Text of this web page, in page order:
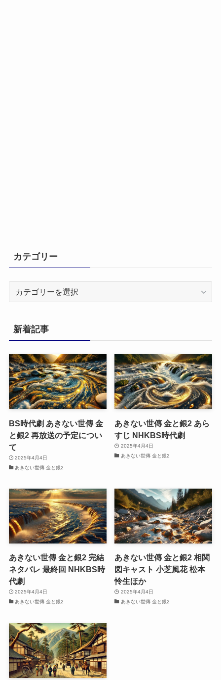
カテゴリー
リ
ー
新着記事
BS時代劇 あきない世傳 金
と銀2 再放送の予定につい
て
2025年4月4日
あきない世傳 金と銀2
あきない世傳 金と銀2 あら
すじ NHKBS時代劇
2025年4月4日
あきない世傳 金と銀2
あきない世傳 金と銀2 完結
ネタバレ 最終回 NHKBS時
代劇
2025年4月4日
あきない世傳 金と銀2
あきない世傳 金と銀2 相関
図キャスト 小芝風花 松本
怜生ほか
2025年4月4日
あきない世傳 金と銀2